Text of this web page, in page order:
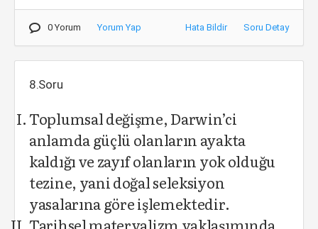
0 Yorum Yorum Yap Hata Bildir Soru Detay
8.Soru
Toplumsal değişme, Darwin’ci
anlamda güçlü olanların ayakta
kaldığı ve zayıf olanların yok olduğu
tezine, yani doğal seleksiyon
yasalarına göre işlemektedir.
Tarihsel materyalizm yaklaşımında